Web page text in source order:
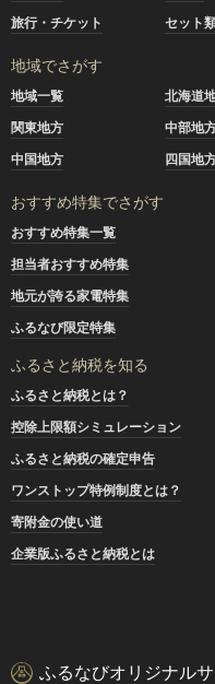
旅行・チケット
セット
地域でさがす
地域一覧 北海道
関東地方
中部地
中国地方
四国地
おすすめ特集でさがす
おすすめ特集一覧
担当者おすすめ特集
地元が誇る家電特集
ふるなび限定特集
ふるさと納税を知る
ふるさと納税とは？
控除上限額シミュレーション
ふるさと納税の確定申告
ワンストップ特例制度とは？
寄附金の使い道
企業版ふるさと納税とは
ふるなびオリジナル